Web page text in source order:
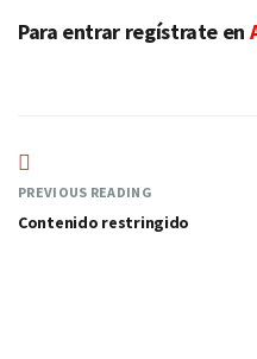
Para entrar regístrate en
PREVIOUS READING
Contenido restringido